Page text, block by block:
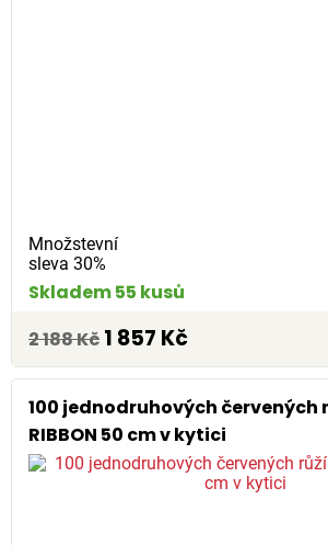
Množstevní
sleva 30%
Skladem 55 kusů
2 188 Kč 1 857 Kč
100 jednodruhových červených
RIBBON 50 cm v kytici